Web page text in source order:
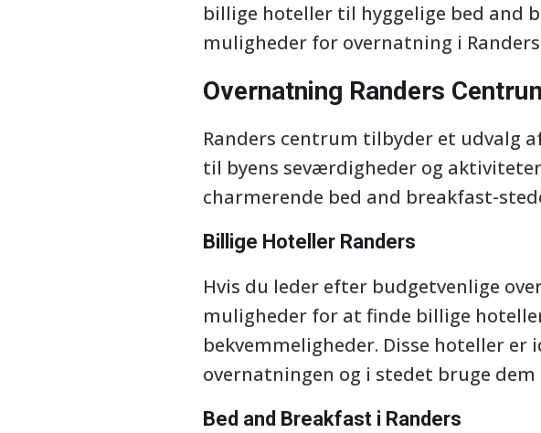
billige hoteller til hyggelige bed and
muligheder for overnatning i
Overnatning Randers
Randers centrum tilbyder et udvalg
til byens seværdigheder og
charmerende bed and breakfast-
Billige Hoteller Randers
Hvis du leder efter budgetvenlige
muligheder for at finde billige
bekvemmeligheder. Disse hoteller er
overnatningen og i stedet bruge
Bed and Breakfast i Randers